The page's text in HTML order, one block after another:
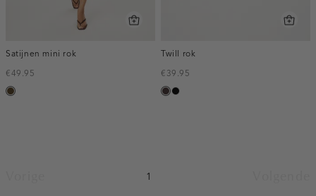
Satijnen mini rok
€49.95
toffee
Twill rok
€39.95
choco,
zwart
1